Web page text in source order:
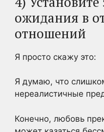
ожидания в
отношений
Я просто скажу это:
Я думаю, что
нереалистичные
Конечно, любовь